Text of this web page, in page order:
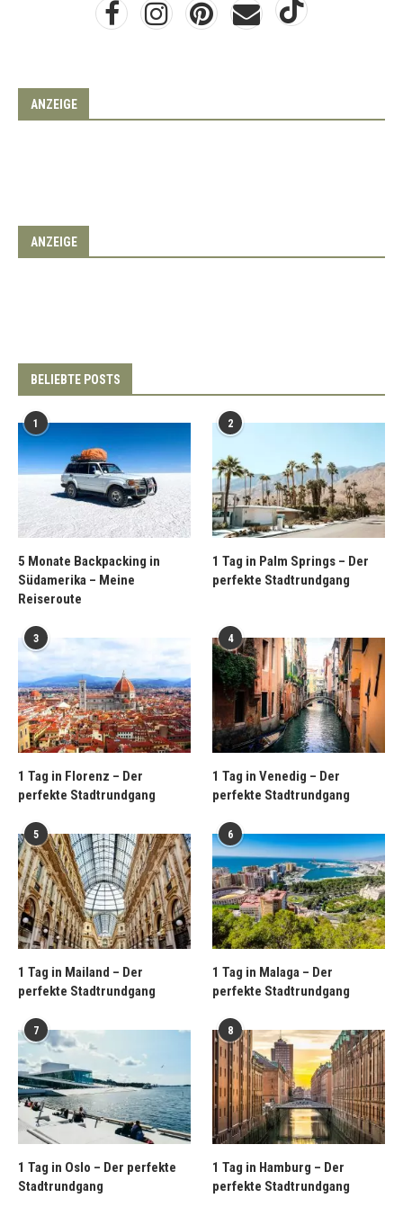
ANZEIGE
ANZEIGE
BELIEBTE POSTS
1
5 Monate Backpacking in
Südamerika – Meine
Reiseroute
2
1 Tag in Palm Springs – Der
perfekte Stadtrundgang
3
1 Tag in Florenz – Der
perfekte Stadtrundgang
4
1 Tag in Venedig – Der
perfekte Stadtrundgang
5
1 Tag in Mailand – Der
perfekte Stadtrundgang
6
1 Tag in Malaga – Der
perfekte Stadtrundgang
7
1 Tag in Oslo – Der perfekte
Stadtrundgang
8
1 Tag in Hamburg – Der
perfekte Stadtrundgang